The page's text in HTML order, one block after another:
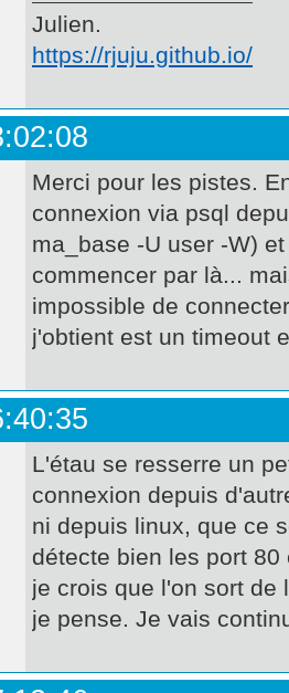
Julien.
https://rjuju.github.io/
Merci pour les pistes.
connexion via psql
ma_base -U user -W)
commencer par là...
impossible de
j'obtient est un timeout
L'étau se resserre un
connexion depuis
ni depuis linux, que ce
détecte bien les port
je crois que l'on sort de
je pense. Je vais